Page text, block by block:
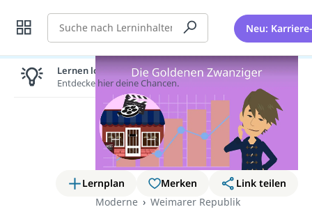
Suche Neu:
Lernplan Merken
Link teilen
Moderne
Weimarer Republik
Lernen lohnt sich!
Entdecke hier deine Chancen.